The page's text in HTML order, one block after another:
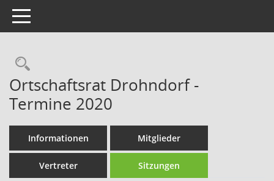
Toggle navigation
Rechercheauswahl
Ortschaftsrat Drohndorf -
Termine 2020
Informationen Mitglieder
Vertreter Sitzungen